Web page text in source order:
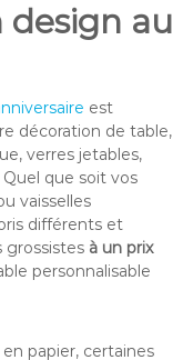
design au
est
décoration de table,
verres jetables,
que soit vos
vaisselles
différents et
grossistes à un prix
personnalisable
papier, certaines